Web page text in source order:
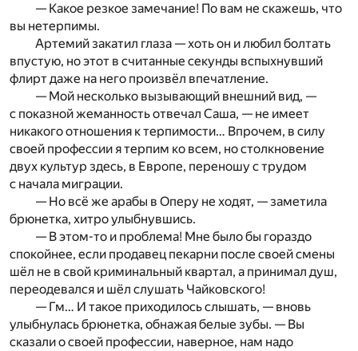
— Какое резкое замечание! По вам не скажешь, что
вы нетерпимы.
Артемий закатил глаза — хоть он и любил болтать
впустую, но этот в считанные секунды вспыхнувший
флирт даже на него произвёл впечатление.
— Мой несколько вызывающий внешний вид, —
с показной жеманность отвечал Саша, — не имеет
никакого отношения к терпимости… Впрочем, в силу
своей профессии я терпим ко всем, но столкновение
двух культур здесь, в Европе, переношу с трудом
с начала миграции.
— Но всё же арабы в Оперу не ходят, — заметила
брюнетка, хитро улыбнувшись.
— В этом-то и проблема! Мне было бы гораздо
спокойнее, если продавец пекарни после своей смены
шёл не в свой криминальный квартал, а принимал душ,
переодевался и шёл слушать Чайковского!
— Гм… И такое приходилось слышать, — вновь
улыбнулась брюнетка, обнажая белые зубы. — Вы
сказали о своей профессии, наверное, нам надо